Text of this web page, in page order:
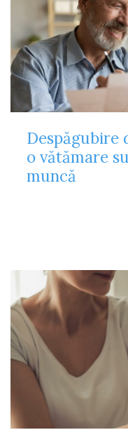
Despăgubire
o vătămare
muncă